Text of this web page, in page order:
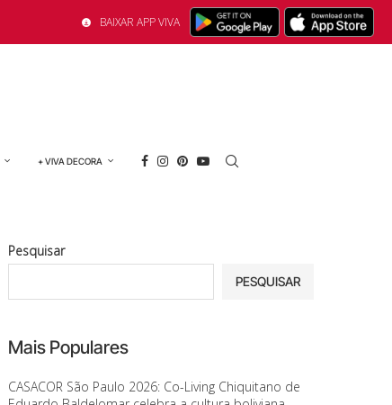
BAIXAR APP VIVA
+ VIVA DECORA
Pesquisar
PESQUISAR
Mais Populares
CASACOR São Paulo 2026: Co-Living Chiquitano de